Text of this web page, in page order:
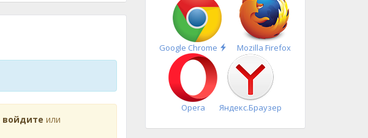
войдите или
Google Chrome
Быстрая
установка
Mozilla Firefox
Opera Яндекс.Браузер